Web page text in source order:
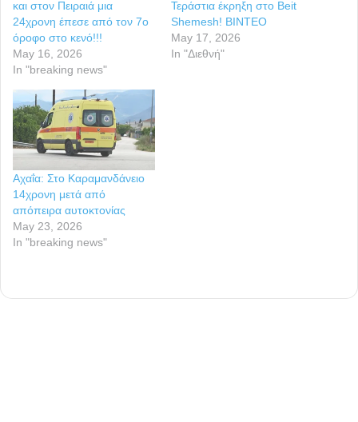
και στον Πειραιά μια
24χρονη έπεσε από τον 7ο
όροφο στο κενό!!!
May 16, 2026
In "breaking news"
Τεράστια έκρηξη στο Beit
Shemesh! ΒΙΝΤΕΟ
May 17, 2026
In "Διεθνή"
Αχαΐα: Στο Καραμανδάνειο
14χρονη μετά από
απόπειρα αυτοκτονίας
May 23, 2026
In "breaking news"